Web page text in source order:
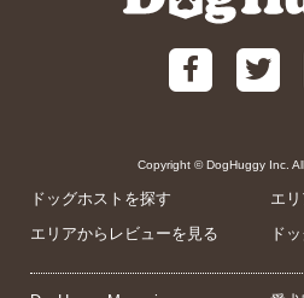
Copyright © DogHuggy Inc.
ドッグホストを探す
エ
エリアからレビューを見る
ド